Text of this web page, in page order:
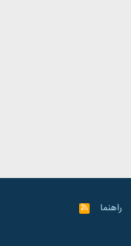
راهنما
R
S